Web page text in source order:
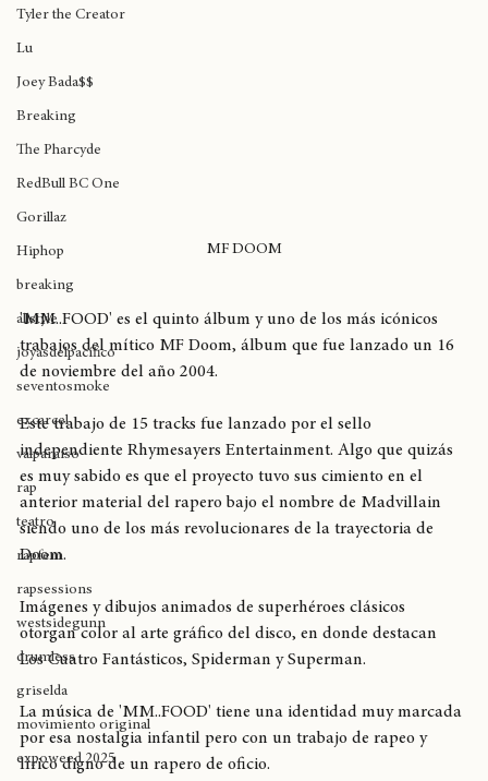
soul
Tyler the Creator
Lu
Joey Bada$$
Breaking
The Pharcyde
RedBull BC One
Gorillaz
Hiphop
breaking
allstyle
joyasdelpacífico
seventosmoke
excarcel
valparaíso
rap
teatro
rapsessions
westsidegunn
drumless
griselda
movimiento original
'MM..FOOD' es el quinto álbum y uno de los más icónicos
trabajos del mítico MF Doom, álbum que fue lanzado un 16
Este trabajo de 15 tracks fue lanzado por el sello
independiente Rhymesayers Entertainment. Algo que quizás
es muy sabido es que el proyecto tuvo sus cimiento en el
anterior material del rapero bajo el nombre de Madvillain
siendo uno de los más revolucionares de la trayectoria de
Doom.
Imágenes y dibujos animados de superhéroes clásicos
otorgan color al arte gráfico del disco, en donde destacan
Los Cuatro Fantásticos, Spiderman y Superman.
La música de 'MM..FOOD' tiene una identidad muy marcada
por esa nostalgia infantil pero con un trabajo de rapeo y